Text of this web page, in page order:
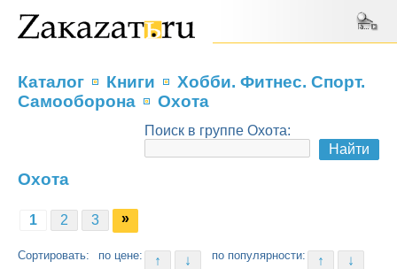
Каталог Книги
Хобби. Фитнес. Спорт.
Самооборона
Охота
Поиск в группе Охота:
Охота
1 2 3 »
Сортировать: по цене: ↑ ↓ по популярности: ↑ ↓